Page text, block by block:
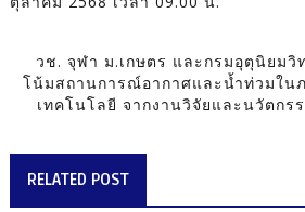
วช. จุฬา ม.เกษตร และกรมอุตุนิยมวิ
โน้มสถานการณ์อากาศและน้ำท่วมใน
เทคโนโลยี จากงานวิจัยและนวัตกร
RELATED POST